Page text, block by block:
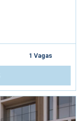
1 Vagas